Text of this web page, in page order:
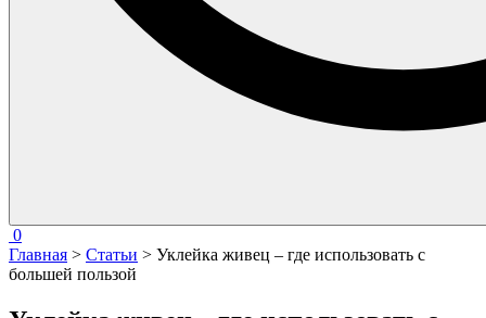
0
Главная > Статьи > Уклейка живец – где использовать с
большей пользой